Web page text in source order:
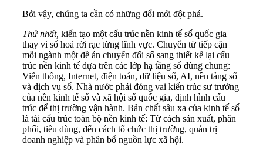
Bởi vậy, chúng ta cần có những đổi mới đột phá.
Thứ nhất, kiến tạo một cấu trúc nền kinh tế số quốc gia
thay vì số hoá rời rạc từng lĩnh vực. Chuyển từ tiếp cận
mỗi ngành một đề án chuyển đổi số sang thiết kế lại cấu
trúc nền kinh tế dựa trên các lớp hạ tầng số dùng chung:
Viễn thông, Internet, điện toán, dữ liệu số, AI, nền tảng số
và dịch vụ số. Nhà nước phải đóng vai kiến trúc sư trưởng
của nền kinh tế số và xã hội số quốc gia, định hình cấu
trúc để thị trường vận hành. Bản chất sâu xa của kinh tế số
là tái cấu trúc toàn bộ nền kinh tế: Từ cách sản xuất, phân
phối, tiêu dùng, đến cách tổ chức thị trường, quản trị
doanh nghiệp và phân bổ nguồn lực xã hội.